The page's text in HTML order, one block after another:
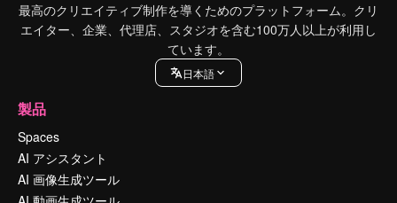
最高のクリエイティブ制作を導くためのプラットフォーム。クリ
エイター、企業、代理店、スタジオを含む100万人以上が利用し
ています。
日本語
製品
Spaces
AI アシスタント
AI 画像生成ツール